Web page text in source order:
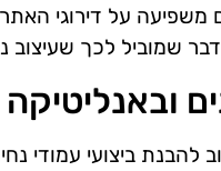
על דירוגי
שמוביל לכך שעיצוב
ובאנליטיקה